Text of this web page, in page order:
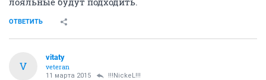
ОТВЕТИТЬ
V
vitaty
veteran
11 марта 2015 !!!NickeL!!!